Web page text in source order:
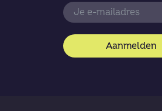
Aanmelden